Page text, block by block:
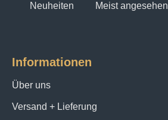
Neuheiten Meist angesehen
Informationen
Über uns
Versand + Lieferung